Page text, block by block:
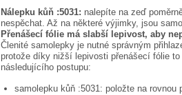
Nálepku kůň :5031: nalepíte na zeď
nespěchat. Až na některé výjimky, jsou
Přenášecí fólie má slabší lepivost, aby
Členité samolepky je nutné správným
protože díky nižší lepivosti přenášecí fólie
následujícího postupu:
samolepku kůň :5031: položte na rovnou